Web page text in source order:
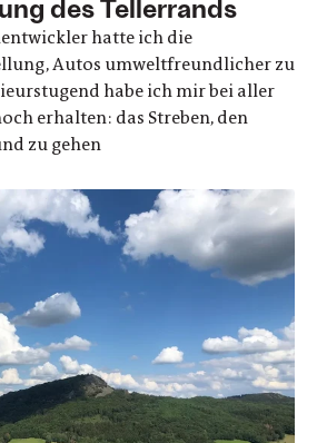
des Tellerrands
hatte ich die
Autos umweltfreundlicher zu
habe ich mir bei aller
erhalten: das Streben, den
zu gehen